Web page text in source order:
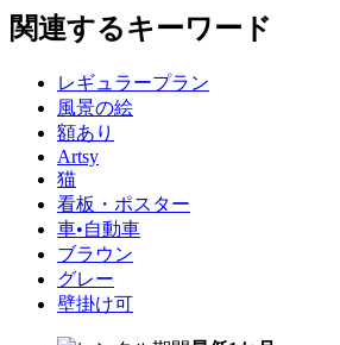
関連するキーワード
レギュラープラン
風景の絵
額あり
Artsy
猫
看板・ポスター
車•自動車
ブラウン
グレー
壁掛け可